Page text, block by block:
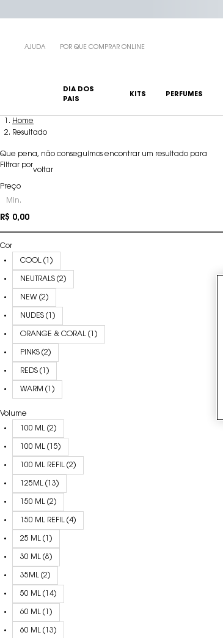
AJUDA POR QUE COMPRAR ONLINE
DIA DOS
PAIS
KITS PERFUMES
Main content
Home
Resultado
Que pena, não conseguimos encontrar um resultado para
Refinements menu
Filtrar por
voltar
Preço
preço
Min.
R$ 0,00
R$ 3.070,00
Cor
COOL (1)
NEUTRALS (2)
NEW (2)
NUDES (1)
ORANGE & CORAL (1)
PINKS (2)
REDS (1)
WARM (1)
Volume
100 ML (2)
100 ML (15)
100 ML REFIL (2)
125ML (13)
150 ML (2)
150 ML REFIL (4)
25 ML (1)
30 ML (8)
35ML (2)
50 ML (14)
60 ML (1)
60 ML (13)